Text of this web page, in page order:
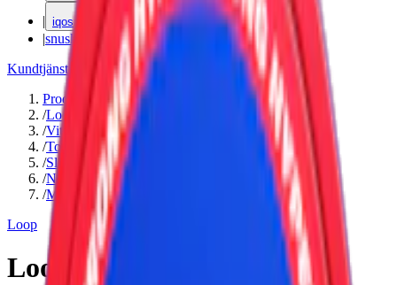
| iqos
|snuskuriren
Kundtjänst| Varumärken
Produkter
/Loop
/Vitt snus
/Torr Portion
/Slim
/Normal
/Mint
Loop
Loop Strawberry Ice Strong